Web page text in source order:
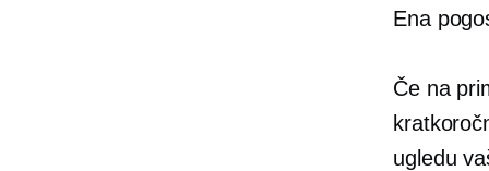
Ena
Če na
ugledu